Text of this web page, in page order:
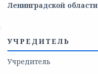
Ленинградской области
УЧРЕДИТЕЛЬ
Учредитель